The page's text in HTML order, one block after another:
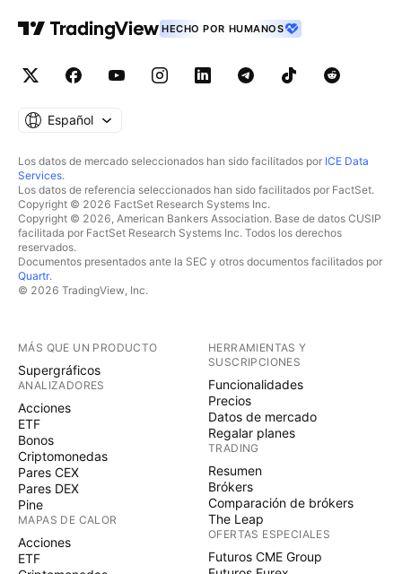
HECHO POR HUMANOS
Español
Los datos de mercado seleccionados han sido facilitados por ICE Data
Services.
Los datos de referencia seleccionados han sido facilitados por FactSet.
Copyright © 2026 FactSet Research Systems Inc.
Copyright © 2026, American Bankers Association. Base de datos CUSIP
facilitada por FactSet Research Systems Inc. Todos los derechos
reservados.
Documentos presentados ante la SEC y otros documentos facilitados por
Quartr.
© 2026 TradingView, Inc.
MÁS QUE UN PRODUCTO
Supergráficos
ANALIZADORES
Acciones
ETF
Bonos
Criptomonedas
Pares CEX
Pares DEX
Pine
MAPAS DE CALOR
Acciones
ETF
HERRAMIENTAS Y
SUSCRIPCIONES
Funcionalidades
Precios
Datos de mercado
Regalar planes
TRADING
Resumen
Brókers
Comparación de brókers
The Leap
OFERTAS ESPECIALES
Futuros CME Group